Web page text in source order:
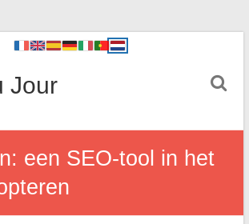
Jour
een SEO-tool in het